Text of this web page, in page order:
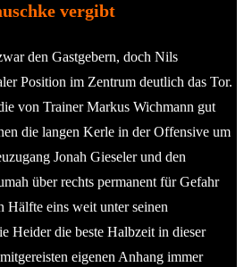
vergibt
den Gastgebern, doch Nils
Position im Zentrum deutlich das Tor.
von Trainer Markus Wichmann gut
die langen Kerle in der Offensive um
Jonah Gieseler und den
über rechts permanent für Gefahr
Hälfte eins weit unter seinen
Heider die beste Halbzeit in dieser
eigenen Anhang immer